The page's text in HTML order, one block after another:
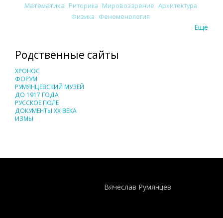
Математика Риторика Мировоззрение Архитектура
Физика Феноменология
Еще
Родственные сайты
ХРОНОС
ФОРУМ
РУМЯНЦЕВСКИЙ МУЗЕЙ
ДО 1917 ГОДА
РУССКОЕ ПОЛЕ
ДОКУМЕНТЫ XX ВЕКА
ИЗМЫ
Вячеслав Румянцев